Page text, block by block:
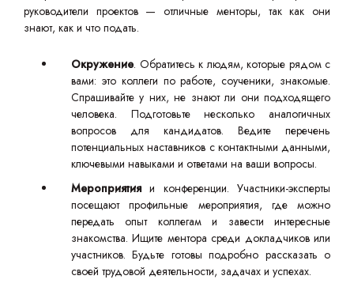
руководители проектов — отличные менторы, так как они
знают, как и что подать.
Окружение. Обратитесь к людям, которые рядом с
вами: это коллеги по работе, соученики, знакомые.
Спрашивайте у них, не знают ли они подходящего
человека. Подготовьте несколько аналогичных
вопросов для кандидатов. Ведите перечень
потенциальных наставников с контактными данными,
ключевыми навыками и ответами на ваши вопросы.
Мероприятияи конференции. Участники-эксперты
посещают профильные мероприятия, где можно
передать опыт коллегам и завести интересные
знакомства. Ищите ментора среди докладчиков или
участников. Будьте готовы подробно рассказать о
своей трудовой деятельности, задачах и успехах.